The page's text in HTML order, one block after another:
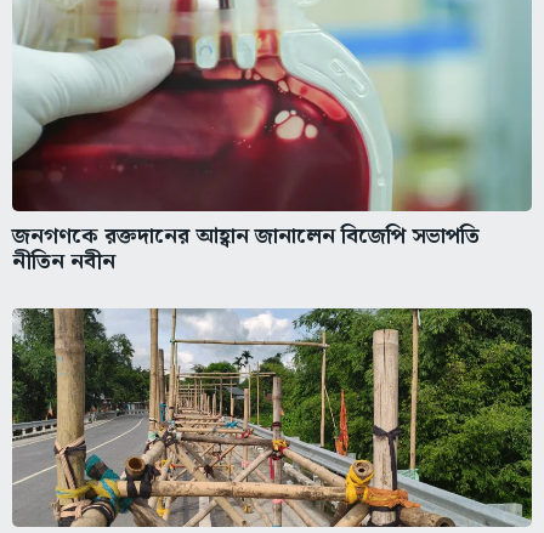
জনগণকে রক্তদানের আহ্বান জানালেন বিজেপি সভাপতি
নীতিন নবীন